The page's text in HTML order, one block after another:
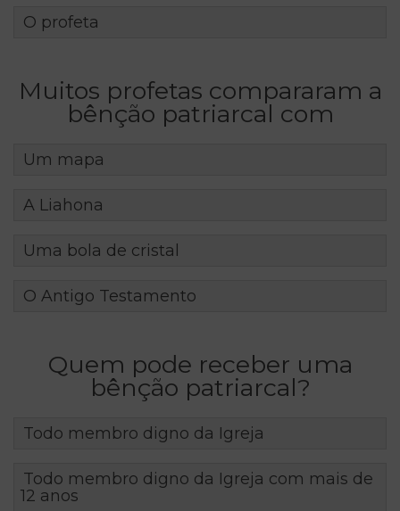
O profeta
Muitos profetas compararam a
bênção patriarcal com
Um mapa
A Liahona
Uma bola de cristal
O Antigo Testamento
Quem pode receber uma
bênção patriarcal?
Todo membro digno da Igreja
Todo membro digno da Igreja com mais de
12 anos